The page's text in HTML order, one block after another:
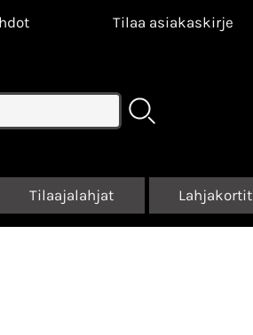
Tilaa asiakaskirje
Tilaajalahjat Lahjakortit